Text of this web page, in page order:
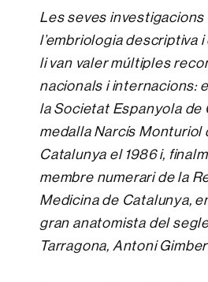
Les seves investigacions
l’embriologia descriptiva
li van valer múltiples
nacionals i internacions:
la Societat Espanyola de
medalla Narcís Monturiol
Catalunya el 1986 i,
membre numerari de la
Medicina de Catalunya,
gran anatomista del
Tarragona, Antoni